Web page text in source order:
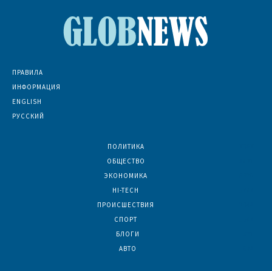
ПРАВИЛА
ИНФОРМАЦИЯ
ENGLISH
РУССКИЙ
ПОЛИТИКА
ОБЩЕСТВО
ЭКОНОМИКА
HI-TECH
ПРОИСШЕСТВИЯ
СПОРТ
БЛОГИ
АВТО